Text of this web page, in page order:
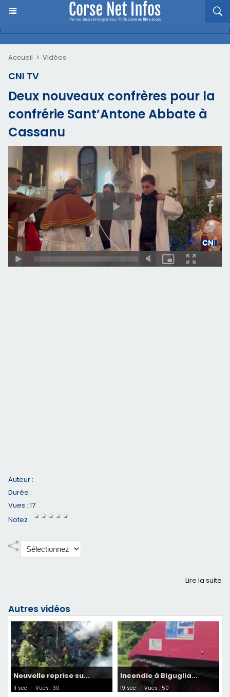
Accueil > Vidéos
CNI TV
Deux nouveaux confrères pour la
confrérie Sant’Antone Abbate à
Cassanu
Auteur :
Durée :
Vues : 17
Notez :
Lire la suite
Autres vidéos
Nouvelle reprise su...
11 sec - Vues : 30
Incendie à Biguglia...
19 sec - Vues : 50